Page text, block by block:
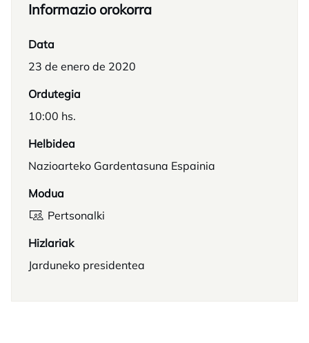
Informazio orokorra
Data
23 de enero de 2020
Ordutegia
10:00 hs.
Helbidea
Nazioarteko Gardentasuna Espainia
Modua
Pertsonalki
Hizlariak
Jarduneko presidentea